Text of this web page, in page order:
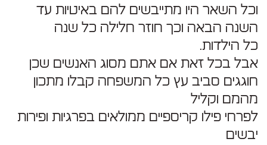
וכל השאר היו מתייבשים להם באיטיות עד
השנה הבאה וכך חוזר חלילה כל שנה
כל הילדות.
אבל בכל זאת אם אתם מסוג האנשים שכן
חוגגים סביב עץ כל המשפחה קבלו מתכון
מהמם וקליל
לפרחי פילו קריספיים ממולאים בפרגיות ופירות
יבשים